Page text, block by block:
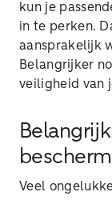
kun je
in te perken.
aansprakelijk
Belangrijker
veiligheid van
Veel